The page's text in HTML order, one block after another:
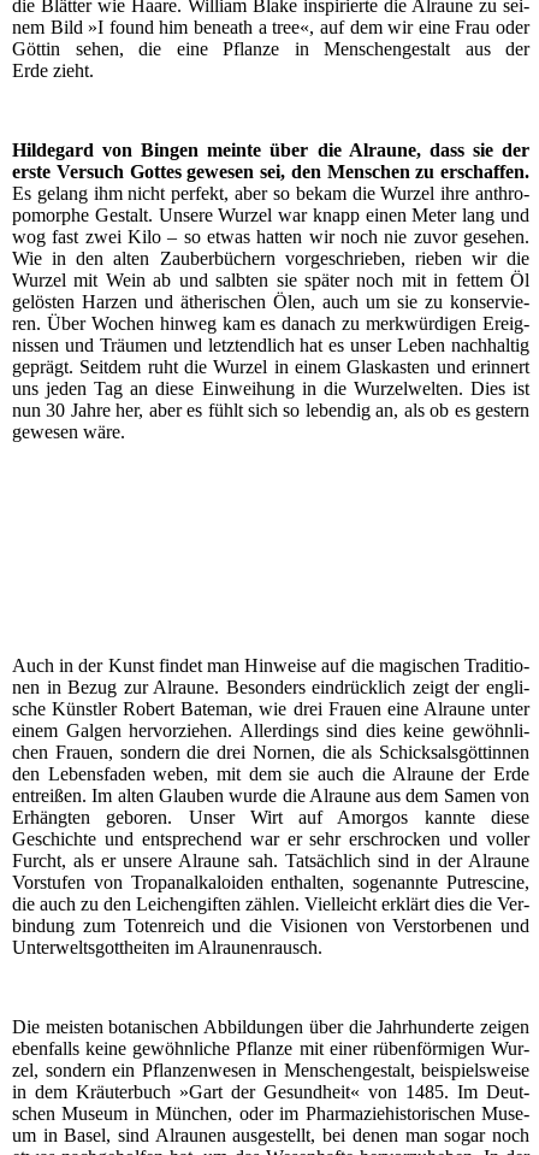
die Blät­ter wie Haa­re. Wil­liam Bla­ke inspi­rier­te die Alrau­ne zu sei­
nem Bild »I found him beneath a tree«, auf dem wir eine Frau oder
Göt­tin sehen, die eine Pflan­ze in Men­schen­ge­stalt aus der
Erde zieht.
Hil­de­gard von Bin­gen mein­te über die Alrau­ne, dass sie der
ers­te Ver­such Got­tes gewe­sen sei, den Men­schen zu erschaf­fen.
Es gelang ihm nicht per­fekt, aber so bekam die Wur­zel ihre anthro­
po­mor­phe Gestalt. Unse­re Wur­zel war knapp einen Meter lang und
wog fast zwei Kilo – so etwas hat­ten wir noch nie zuvor gese­hen.
Wie in den alten Zau­ber­bü­chern vor­ge­schrie­ben, rie­ben wir die
Wur­zel mit Wein ab und salb­ten sie spä­ter noch mit in fet­tem Öl
gelös­ten Har­zen und äthe­ri­schen Ölen, auch um sie zu kon­ser­vie­
ren. Über Wochen hin­weg kam es danach zu merk­wür­di­gen Ereig­
nis­sen und Träu­men und letzt­end­lich hat es unser Leben nach­hal­tig
geprägt. Seit­dem ruht die Wur­zel in einem Glas­kas­ten und erin­nert
uns jeden Tag an die­se Ein­wei­hung in die Wur­zel­wel­ten. Dies ist
nun 30 Jah­re her, aber es fühlt sich so leben­dig an, als ob es ges­tern
gewe­sen wäre.
Auch in der Kunst fin­det man Hin­wei­se auf die magi­schen Tra­di­tio­
nen in Bezug zur Alrau­ne. Beson­ders ein­drück­lich zeigt der eng­li­
sche Künst­ler Robert Bate­man, wie drei Frau­en eine Alrau­ne unter
einem Gal­gen her­vor­zie­hen. Aller­dings sind dies kei­ne gewöhn­li­
chen Frau­en, son­dern die drei Nor­nen, die als Schick­sals­göt­tin­nen
den Lebens­fa­den weben, mit dem sie auch die Alrau­ne der Erde
ent­rei­ßen. Im alten Glau­ben wur­de die Alrau­ne aus dem Samen von
Erhäng­ten gebo­ren. Unser Wirt auf Amor­gos kann­te die­se
Geschich­te und ent­spre­chend war er sehr erschro­cken und vol­ler
Furcht, als er unse­re Alrau­ne sah. Tat­säch­lich sind in der Alrau­ne
Vor­stu­fen von Tro­pa­nal­ka­lo­iden ent­hal­ten, soge­nann­te Put­re­sci­ne,
die auch zu den Lei­chen­gif­ten zäh­len. Viel­leicht erklärt dies die Ver­
bin­dung zum Toten­reich und die Visio­nen von Ver­stor­be­nen und
Unter­welts­gott­hei­ten im Alraunenrausch.
Die meis­ten bota­ni­schen Abbil­dun­gen über die Jahr­hun­der­te zei­gen
eben­falls kei­ne gewöhn­li­che Pflan­ze mit einer rüben­för­mi­gen Wur­
zel, son­dern ein Pflan­zen­we­sen in Men­schen­ge­stalt, bei­spiels­wei­se
in dem Kräu­ter­buch »Gart der Gesund­heit« von 1485. Im Deut­
schen Muse­um in Mün­chen, oder im Phar­ma­zie­his­to­ri­schen Muse­
um in Basel, sind Alrau­nen aus­ge­stellt, bei denen man sogar noch